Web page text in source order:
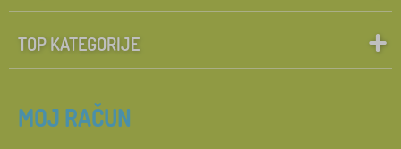
TOP KATEGORIJE
MOJ RAČUN